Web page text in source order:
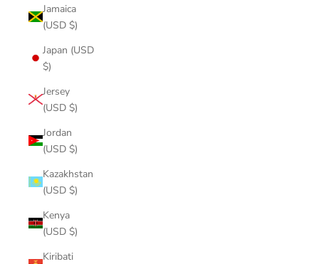
Jamaica
(USD $)
Japan (USD
$)
Jersey
(USD $)
Jordan
(USD $)
Kazakhstan
(USD $)
Kenya
(USD $)
Kiribati